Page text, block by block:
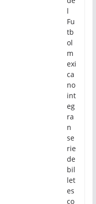
l
Fu
tb
ol
m
exi
ca
no
int
eg
ra
n
se
rie
de
bil
let
es
co